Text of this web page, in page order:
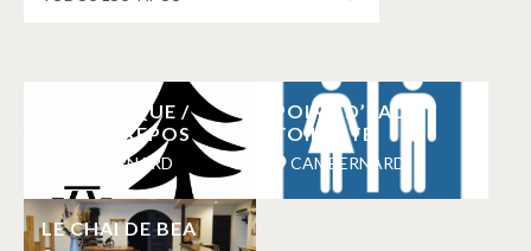
PIQUE NIQUE /
AIRE DE REPOS
CAMBERNARD
POINT D’EAU ET
TOILETTE
CAMBERNARD
LE CHAI DE BEA